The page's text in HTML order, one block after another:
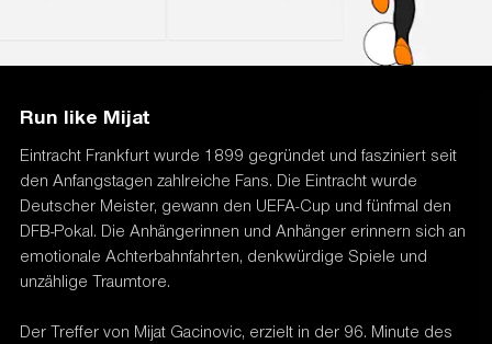
Run like Mijat
Eintracht Frankfurt wurde 1899 gegründet und fasziniert seit
den Anfangstagen zahlreiche Fans. Die Eintracht wurde
Deutscher Meister, gewann den UEFA-Cup und fünfmal den
DFB-Pokal. Die Anhängerinnen und Anhänger erinnern sich an
emotionale Achterbahnfahrten, denkwürdige Spiele und
unzählige Traumtore.
Der Treffer von Mijat Gacinovic, erzielt in der 96. Minute des